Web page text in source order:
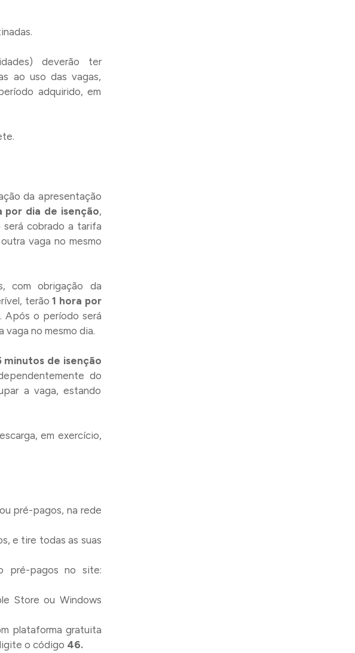
deverão ter
ao uso das vagas,
adquirido, em
da apresentação
por dia de isenção,
cobrado a tarifa
vaga no mesmo
com obrigação da
terão1 hora por
Após o período será
no mesmo dia.
minutos de isenção
do
a vaga, estando
em exercício,
pré-pagos, na rede
e tire todas as suas
pré-pagos no site:
Store ou Windows
plataforma gratuita
o código 46.